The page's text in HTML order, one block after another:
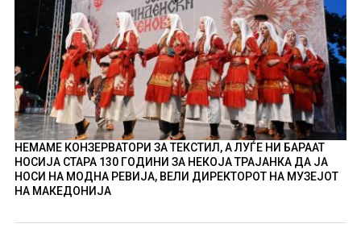
НЕМАМЕ КОНЗЕРВАТОРИ ЗА ТЕКСТИЛ, А ЛУЃЕ НИ БАРААТ
НОСИЈА СТАРА 130 ГОДИНИ ЗА НЕКОЈА ТРАЈАНКА ДА ЈА
НОСИ НА МОДНА РЕВИЈА, ВЕЛИ ДИРЕКТОРОТ НА МУЗЕЈОТ
НА МАКЕДОНИЈА